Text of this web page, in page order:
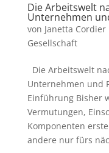
Die Arbeitswelt
Unternehmen
von Janetta Cordier
Gesellschaft
Die Arbeitswelt
Unternehmen und
Einführung Bisher
Vermutungen,
Komponenten
andere nur fürs